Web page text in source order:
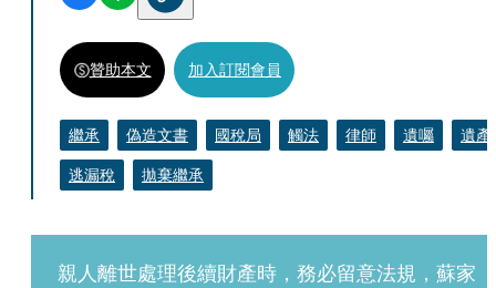
贊助本文 加入訂閱會員
繼承 偽造文書 國稅局 觸法 律師 遺囑
遺產
逃漏稅
拋棄繼承
親人離世處理後續財產時，務必留意法規，蘇家